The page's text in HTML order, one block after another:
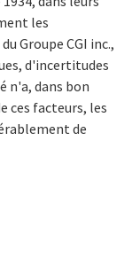
les
Groupe CGI inc.,
d'incertitudes
n'a, dans bon
ces facteurs, les
de